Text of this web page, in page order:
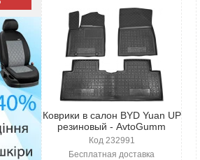
Интернет-магазин
Удобный интерфейс нашего
коврики из резины и текстиля.
обеспечивая надежную защиту и
Коврики в салон BYD Yuan UP
резиновый - AvtoGumm
Код 232991
Бесплатная доставка